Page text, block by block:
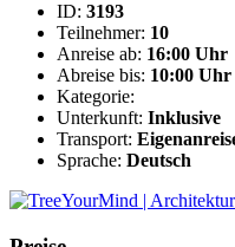
ID: 3193
Teilnehmer: 10
Anreise ab: 16:00 Uhr
Abreise bis: 10:00 Uhr
Kategorie:
Unterkunft: Inklusive
Transport:
Sprache: Deutsch